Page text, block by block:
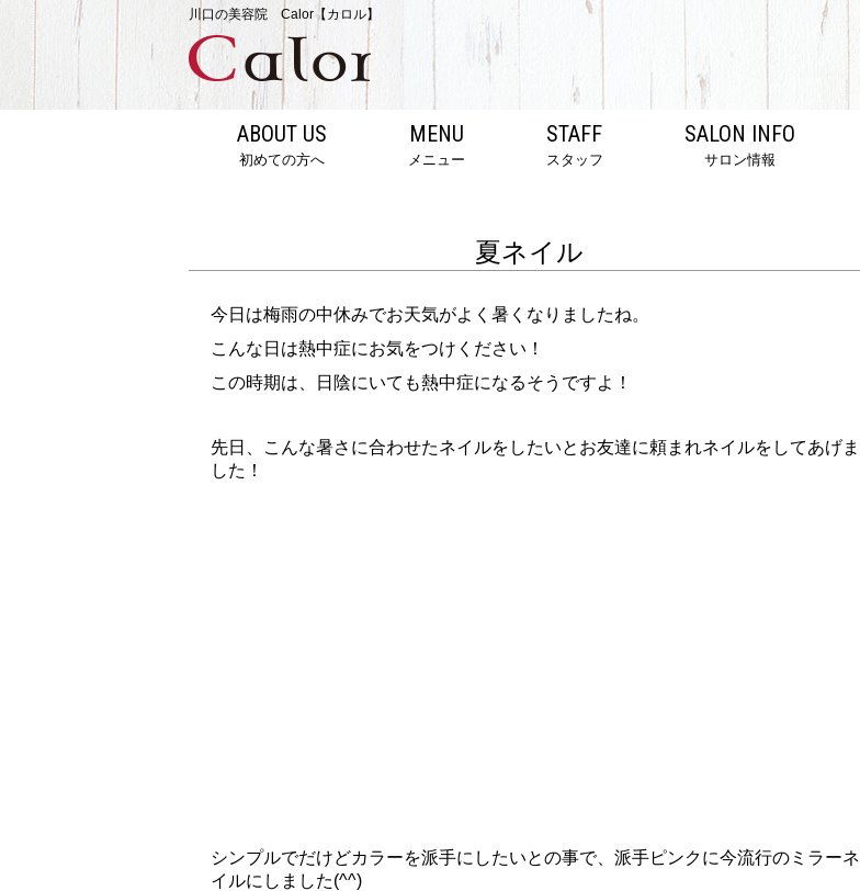
川口の美容院 Calor【カロル】
ABOUT US
初めての方へ
MENU
メニュー
STAFF
スタッフ
SALON INFO
サロン情報
夏ネイル
今日は梅雨の中休みでお天気がよく暑くなりましたね。
こんな日は熱中症にお気をつけください！
この時期は、日陰にいても熱中症になるそうですよ！
先日、こんな暑さに合わせたネイルをしたいとお友達に頼まれネイルをしてあげま
した！
シンプルでだけどカラーを派手にしたいとの事で、派手ピンクに今流行のミラーネ
イルにしました(^^)